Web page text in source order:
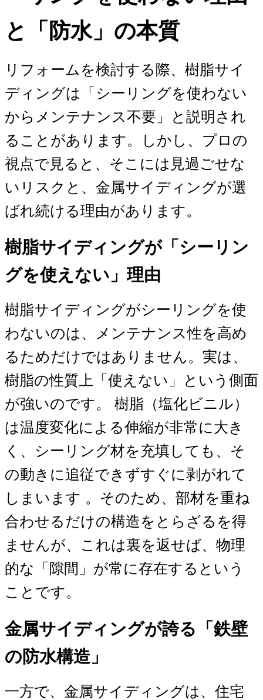
と「防水」の本質
リフォームを検討する際、樹脂サイ
ディングは「シーリングを使わない
からメンテナンス不要」と説明され
ることがあります。しかし、プロの
視点で見ると、そこには見過ごせな
いリスクと、金属サイディングが選
ばれ続ける理由があります。
樹脂サイディングが「シーリン
グを使えない」理由
樹脂サイディングがシーリングを使
わないのは、メンテナンス性を高め
るためだけではありません。実は、
樹脂の性質上「使えない」という側面
が強いのです。 樹脂（塩化ビニル）
は温度変化による伸縮が非常に大き
く、シーリング材を充填しても、そ
の動きに追従できずすぐに剥がれて
しまいます 。そのため、部材を重ね
合わせるだけの構造をとらざるを得
ませんが、これは裏を返せば、物理
的な「隙間」が常に存在するという
ことです。
金属サイディングが誇る「鉄壁
の防水構造」
一方で、金属サイディングは、住宅